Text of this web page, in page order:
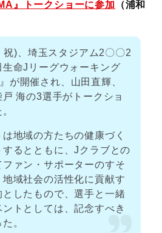
』トークショーに参加
（浦和
祝)、埼玉スタジアム2〇〇2
生命Jリーグウォーキング
が開催され、山田直輝、
海の3選手がトークショ
地域の方たちの健康づく
するとともに、Jクラブとの
ァン・サポーターのすそ
地域社会の活性化に貢献す
としたもので、選手と一緒
トとしては、記念すべき
。